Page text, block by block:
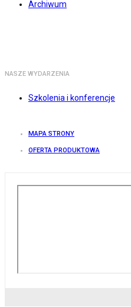
Archiwum
NASZE WYDARZENIA
Szkolenia i konferencje
MAPA STRONY
OFERTA PRODUKTOWA